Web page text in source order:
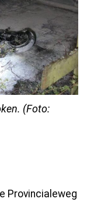
(Foto:
Provincialeweg